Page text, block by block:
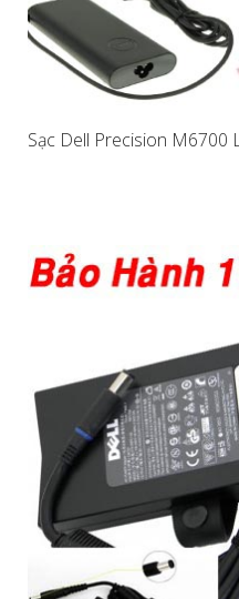
Sạc Dell Precision